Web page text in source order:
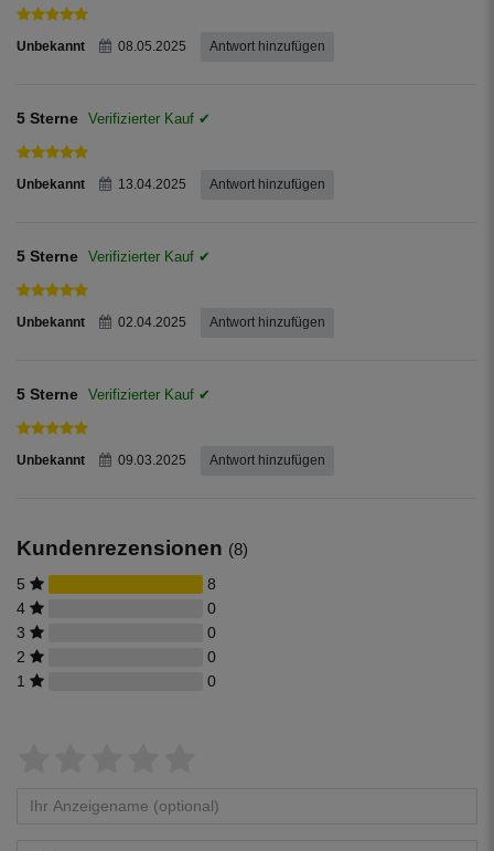
Kundenrezensionen (8)
5
8
4
0
3
0
2
0
1
0
Unbekannt 08.05.2025 Antwort hinzufügen
5 Sterne
Unbekannt 13.04.2025 Antwort hinzufügen
5 Sterne
Unbekannt 02.04.2025 Antwort hinzufügen
5 Sterne
Unbekannt 09.03.2025 Antwort hinzufügen